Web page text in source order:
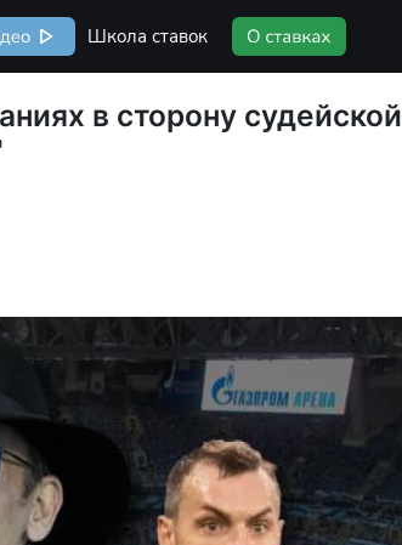
Школа ставок
в сторону судейской